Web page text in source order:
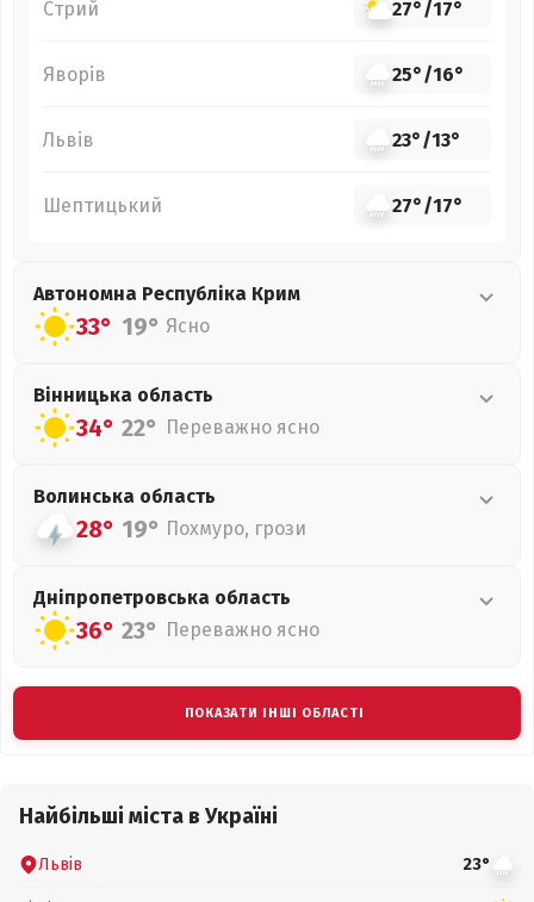
Стрий 27°/17°
Яворів 25°/16°
Львів 23°/13°
Шептицький 27°/17°
Автономна Республіка Крим
33° 19° Ясно
Вінницька область
34° 22° Переважно ясно
Волинська область
28° 19° Похмуро, грози
Дніпропетровська область
36° 23° Переважно ясно
ПОКАЗАТИ ІНШІ ОБЛАСТІ
Найбільші міста в Україні
Львів 23°